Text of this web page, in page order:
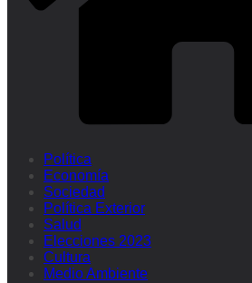
Política
Economía
Sociedad
Política Exterior
Salud
Elecciones 2023
Cultura
Medio Ambiente